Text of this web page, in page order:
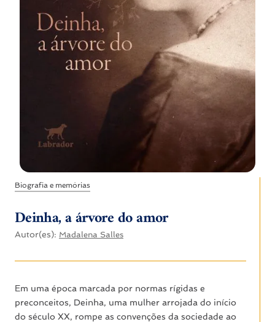
Biografia e memórias
Deinha, a árvore do amor
Autor(es): Madalena Salles
Em uma época marcada por normas rígidas e
preconceitos, Deinha, uma mulher arrojada do início
do século XX, rompe as convenções da sociedade ao